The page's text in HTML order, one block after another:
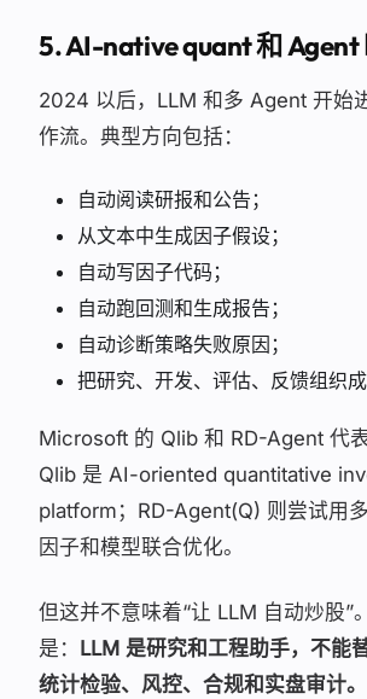
5. AI-native quant 和 Agent
2024 以后，LLM 和多 Agent 开始
作流。典型方向包括：
自动阅读研报和公告；
从文本中生成因子假设；
自动写因子代码；
自动跑回测和生成报告；
自动诊断策略失败原因；
把研究、开发、评估、反馈组织
Microsoft 的 Qlib 和 RD-Agent 代表
Qlib 是 AI-oriented quantitative
platform；RD-Agent(Q) 则尝试用
因子和模型联合优化。
但这并不意味着“让 LLM 自动炒股”
是：
LLM 是研究和工程助手，不能
统计检验、风控、合规和实盘审计。